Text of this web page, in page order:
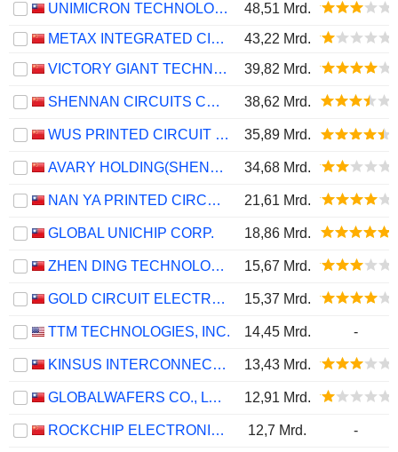
UNIMICRON TECHNOLOGY CORP.
48,51 Mrd.
METAX INTEGRATED CIRCUITS (SHANGHAI) CO., LTD.
43,22 Mrd.
VICTORY GIANT TECHNOLOGY (HUIZHOU) CO.,LTD
39,82 Mrd.
SHENNAN CIRCUITS CO., LTD. 38,62 Mrd.
WUS PRINTED CIRCUIT (KUNSHAN) CO., LTD. 35,89 Mrd.
AVARY HOLDING(SHENZHEN)CO., LIMITED 34,68 Mrd.
NAN YA PRINTED CIRCUIT BOARD CORPORATION 21,61 Mrd.
GLOBAL UNICHIP CORP. 18,86 Mrd.
ZHEN DING TECHNOLOGY HOLDING LIMITED 15,67 Mrd.
GOLD CIRCUIT ELECTRONICS LTD. 15,37 Mrd.
TTM TECHNOLOGIES, INC. 14,45 Mrd. -
KINSUS INTERCONNECT TECHNOLOGY CORP. 13,43 Mrd.
GLOBALWAFERS CO., LTD. 12,91 Mrd.
ROCKCHIP ELECTRONICS CO., LTD. 12,7 Mrd.
-